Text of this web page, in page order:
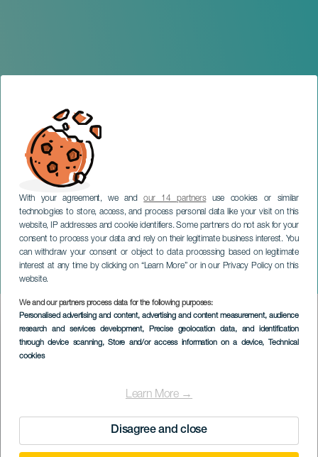
With your agreement, we andour 14 partnersuse cookies or similar
technologies to store, access, and process personal data like your visit on this
website, IP addresses and cookie identifiers. Some partners do not ask for your
consent to process your data and rely on their legitimate business interest. You
can withdraw your consent or object to data processing based on legitimate
interest at any time by clicking on “Learn More” or in our Privacy Policy on this
website.
We and our partners process data for the following purposes:
Personalised advertising and content, advertising and content measurement, audience
research and services development, Precise geolocation data, and identification
through device scanning, Store and/or access information on a device, Technical
cookies
Learn More →
Disagree and close
Biosansebastiando
Festival
GRAN CANARIA
Imagen
Listado